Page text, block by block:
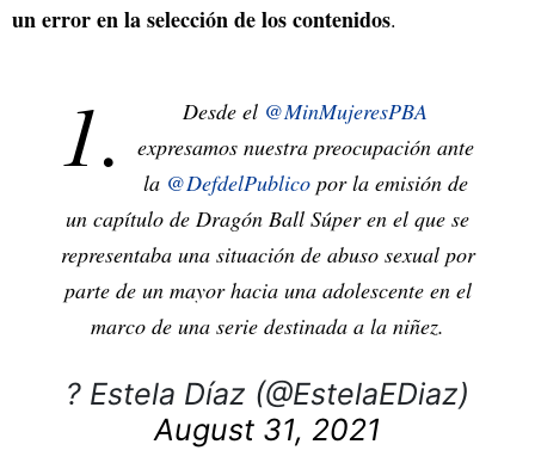
un error en la selección de los contenidos.
1. Desde el @MinMujeresPBA
expresamos nuestra preocupación ante
la @DefdelPublicopor la emisión de
un capítulo de Dragón Ball Súper en el que se
representaba una situación de abuso sexual por
parte de un mayor hacia una adolescente en el
marco de una serie destinada a la niñez.
? Estela Díaz (@EstelaEDiaz)
August 31, 2021